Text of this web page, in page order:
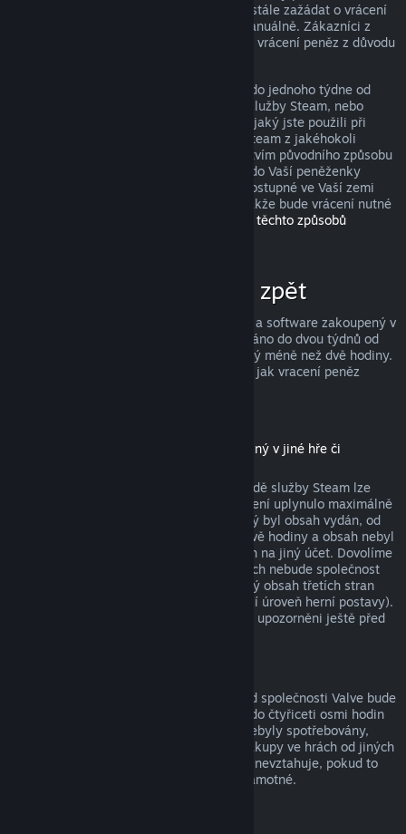
peněz, avšak i když je nesplníte, můžete stále zažádat o vrácení
peněz a my Vaši žádost zkontrolujeme manuálně. Zákazníci z
některých zemí mohou mít navíc práva na vrácení peněz z důvodu
Peníze Vám budou v plné výši navráceny do jednoho týdne od
schválení, a to buďto do Vaší peněženky služby Steam, nebo
prostřednictvím stejného způsobu platby, jaký jste použili při
nákupu produktu. Pokud nebude služba Steam z jakéhokoli
důvodu schopna vrátit peníze prostřednictvím původního způsobu
platby, budou peníze v plné výši vráceny do Vaší peněženky
služby Steam. (Některé způsoby platby dostupné ve Vaší zemi
totiž nemusí podporovat vracení peněz, takže bude vrácení nutné
Kompletní seznam těchto způsobů
Za co lze získat peníze zpět
Služba Steam nabízí vrácení peněz za hry a software zakoupený v
obchodě Steam, pokud je o vrácení zažádáno do dvou týdnů od
zakoupení a uživatel měl produkt spuštěný méně než dvě hodiny.
Níže si můžete přečíst kompletní přehled, jak vracení peněz
(produkt z obchodu služby Steam použitelný v jiné hře či
Za stáhnutelný obsah zakoupený v obchodě služby Steam lze
získat peníze zpět, pokud od jeho zakoupení uplynulo maximálně
čtrnáct dní, uživatel měl produkt, pro který byl obsah vydán, od
zakoupení obsahu spuštěný maximálně dvě hodiny a obsah nebyl
nijak spotřebován, změněn nebo převeden na jiný účet. Dovolíme
si upozornit na fakt, že v určitých případech nebude společnost
Valve schopna vrátit peníze za stáhnutelný obsah třetích stran
(například pokud obsah nenávratně navýší úroveň herní postavy).
Na tyto výjimky budou uživatelé výslovně upozorněni ještě před
Vrácení peněz za jakýkoli nákup ve hře od společnosti Valve bude
poskytnuto, pokud byla žádost odeslána do čtyřiceti osmi hodin
od provedení nákupu a položky nákupu nebyly spotřebovány,
změněny či převedeny na jiný účet. Na nákupy ve hrách od jiných
společností než od Valve se tato možnost nevztahuje, pokud to
není vysloveně uvedeno při nákupu hry samotné.